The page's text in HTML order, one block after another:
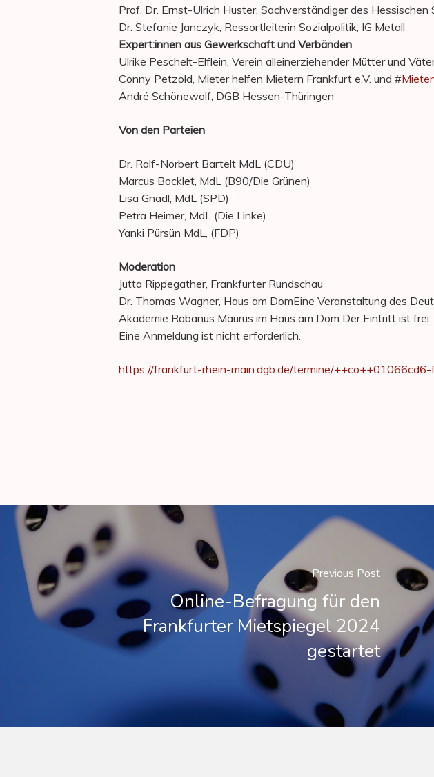
Prof. Dr. Ernst-Ulrich Huster, Sachverständiger des Hessischen
Dr. Stefanie Janczyk, Ressortleiterin Sozialpolitik, IG Metall
Expert:innen aus Gewerkschaft und Verbänden
Ulrike Peschelt-Elflein, Verein alleinerziehender Mütter und
Conny Petzold, Mieter helfen Mietern Frankfurt e.V. und #
André Schönewolf, DGB Hessen-Thüringen
Von den Parteien
Dr. Ralf-Norbert Bartelt MdL (CDU)
Marcus Bocklet, MdL (B90/Die Grünen)
Lisa Gnadl, MdL (SPD)
Petra Heimer, MdL (Die Linke)
Yanki Pürsün MdL, (FDP)
Moderation
Jutta Rippegather, Frankfurter Rundschau
Dr. Thomas Wagner, Haus am DomEine Veranstaltung des
Akademie Rabanus Maurus im Haus am Dom Der Eintritt ist frei.
Eine Anmeldung ist nicht erforderlich.
https://frankfurt-rhein-main.dgb.de/termine/
Previous Post
Online-Befragung für den
Frankfurter Mietspiegel 2024
gestartet